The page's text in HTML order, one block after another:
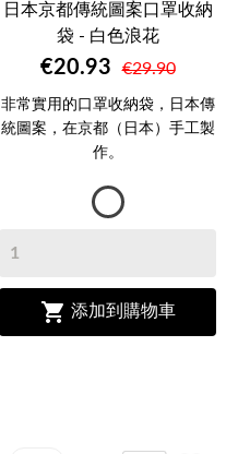
日本京都傳統圖案口罩收納
袋 - 白色浪花
€20.93 €29.90
非常實用的口罩收納袋，日本傳
統圖案，在京都（日本）手工製
作。
雲
 添加到購物車